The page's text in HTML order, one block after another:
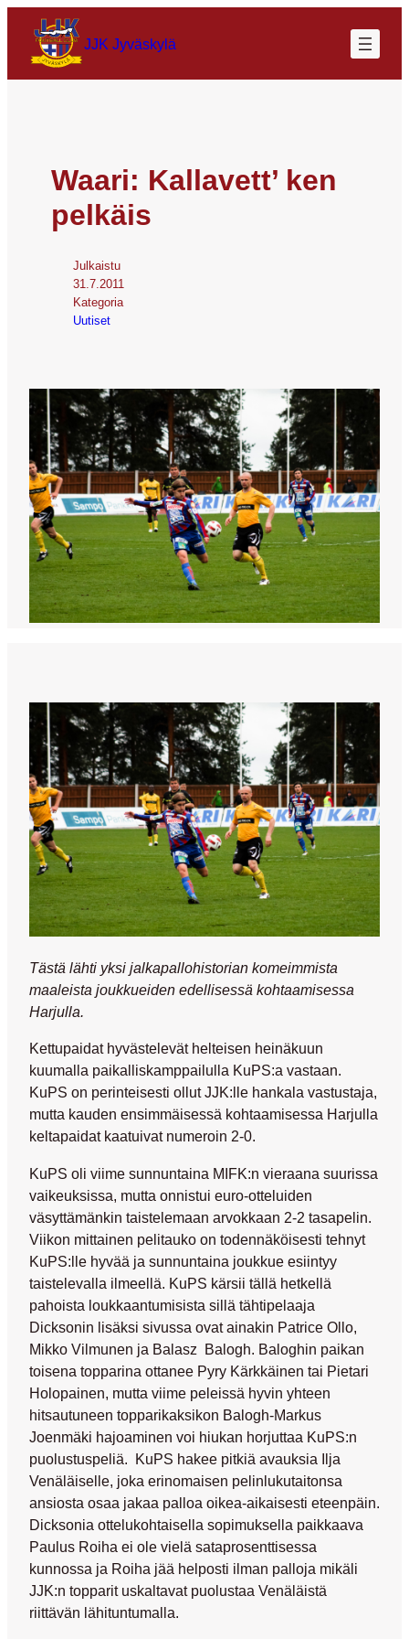
JJK Jyväskylä
Waari: Kallavett’ ken
pelkäis
Julkaistu
31.7.2011
Kategoria
Uutiset
Tästä lähti yksi jalkapallohistorian komeimmista
maaleista joukkueiden edellisessä kohtaamisessa
Harjulla.
Kettupaidat hyvästelevät helteisen heinäkuun
kuumalla paikalliskamppailulla KuPS:a vastaan.
KuPS on perinteisesti ollut JJK:lle hankala vastustaja,
mutta kauden ensimmäisessä kohtaamisessa Harjulla
keltapaidat kaatuivat numeroin 2-0.
KuPS oli viime sunnuntaina MIFK:n vieraana suurissa
vaikeuksissa, mutta onnistui euro-otteluiden
väsyttämänkin taistelemaan arvokkaan 2-2 tasapelin.
Viikon mittainen pelitauko on todennäköisesti tehnyt
KuPS:lle hyvää ja sunnuntaina joukkue esiintyy
taistelevalla ilmeellä. KuPS kärsii tällä hetkellä
pahoista loukkaantumisista sillä tähtipelaaja
Dicksonin lisäksi sivussa ovat ainakin Patrice Ollo,
Mikko Vilmunen ja Balasz Balogh. Baloghin paikan
toisena topparina ottanee Pyry Kärkkäinen tai Pietari
Holopainen, mutta viime peleissä hyvin yhteen
hitsautuneen topparikaksikon Balogh-Markus
Joenmäki hajoaminen voi hiukan horjuttaa KuPS:n
puolustuspeliä. KuPS hakee pitkiä avauksia Ilja
Venäläiselle, joka erinomaisen pelinlukutaitonsa
ansiosta osaa jakaa palloa oikea-aikaisesti eteenpäin.
Dicksonia ottelukohtaisella sopimuksella paikkaava
Paulus Roiha ei ole vielä sataprosenttisessa
kunnossa ja Roiha jää helposti ilman palloja mikäli
JJK:n topparit uskaltavat puolustaa Venäläistä
riittävän lähituntumalla.